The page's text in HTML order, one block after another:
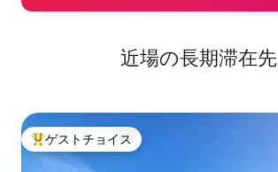
近場の長期滞在先
大好評のゲストチョイスです。
ゲストチョイス